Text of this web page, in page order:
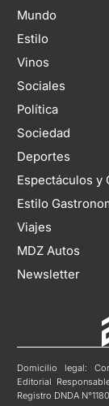
Mundo
Estilo
Vinos
Sociales
Política
Sociedad
Deportes
Espectáculos y
Estilo
Viajes
MDZ Autos
Newsletter
Domicilio legal:
Editorial
Registro DNDA